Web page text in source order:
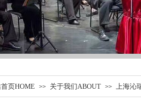
首页HOME >> 关于我们ABOUT >> 上海沁